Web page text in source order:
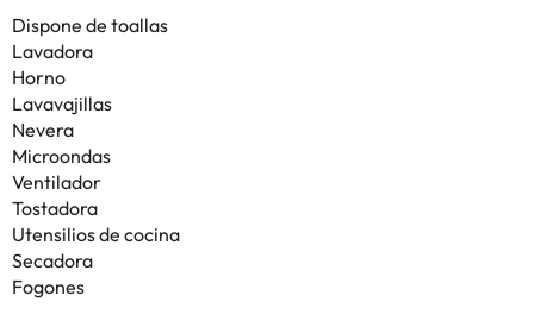
Dispone de toallas
Lavadora
Horno
Lavavajillas
Nevera
Microondas
Ventilador
Tostadora
Utensilios de cocina
Secadora
Fogones